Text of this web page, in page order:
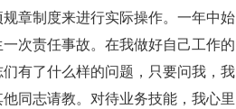
章制度来进行实际操作。一年中始
次责任事故。在我做好自己工作的
有了什么样的问题，只要问我，我
同志请教。对待业务技能，我心里